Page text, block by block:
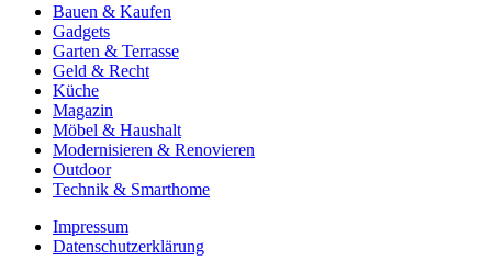
Bauen & Kaufen
Gadgets
Garten & Terrasse
Geld & Recht
Küche
Magazin
Möbel & Haushalt
Modernisieren & Renovieren
Outdoor
Technik & Smarthome
Impressum
Datenschutzerklärung